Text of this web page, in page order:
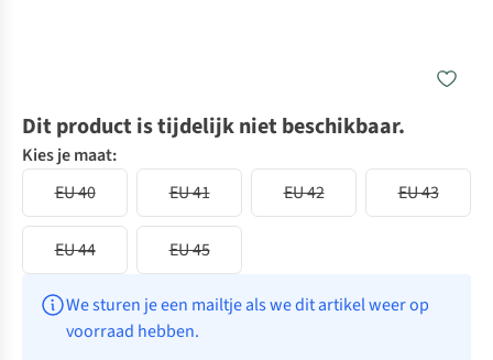
Dit product is tijdelijk niet beschikbaar.
Kies je maat:
EU 40
EU 41 EU 42 EU 43
EU 44 EU 45
We sturen je een mailtje als we dit artikel weer op
voorraad hebben.